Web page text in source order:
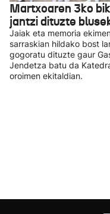
Martxoaren 3ko
jantzi dituzte
Jaiak eta memoria
sarraskian hildako bost
gogoratu dituzte gaur
Jendetza batu da
oroimen ekitaldian.